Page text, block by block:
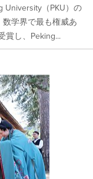
University（PKU）の
学界で最も権威あ
賞し、Peking...